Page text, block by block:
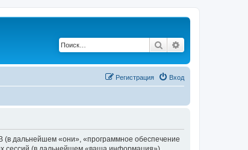
Поиск
Вход
Регистрация
(в дальнейшем «они», «программное обеспечение